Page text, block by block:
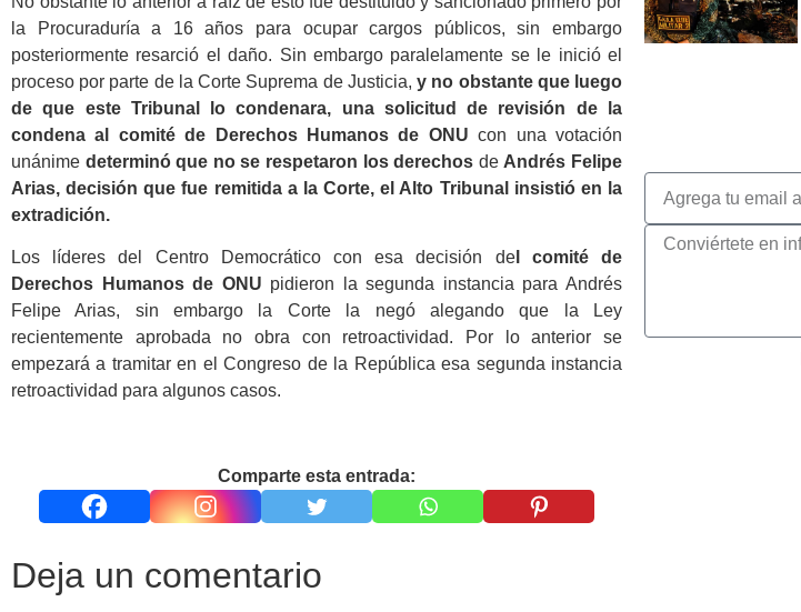
la Procuraduría a 16 años para ocupar cargos públicos, sin embargo
posteriormente resarció el daño. Sin embargo paralelamente se le inició el
proceso por parte de la Corte Suprema de Justicia,y no obstante que luego
de que este Tribunal lo condenara, una solicitud de revisión de la
condena al comité de Derechos Humanos de ONU con una votación
unánime determinó que no se respetaron los derechos de Andrés Felipe
Arias, decisión que fue remitida a la Corte, el Alto Tribunal insistió en la
extradición.
Los líderes del Centro Democrático con esa decisión del comité de
Derechos Humanos de ONU pidieron la segunda instancia para Andrés
Felipe Arias, sin embargo la Corte la negó alegando que la Ley
recientemente aprobada no obra con retroactividad. Por lo anterior se
empezará a tramitar en el Congreso de la República esa segunda instancia
retroactividad para algunos casos.
Comparte esta entrada:
Deja un comentario